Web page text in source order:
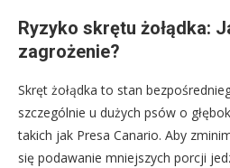
Ryzyko skrętu żołądka:
zagrożenie?
Skręt żołądka to stan
szczególnie u dużych psów o
takich jak Presa Canario. Aby
się podawanie mniejszych porcji